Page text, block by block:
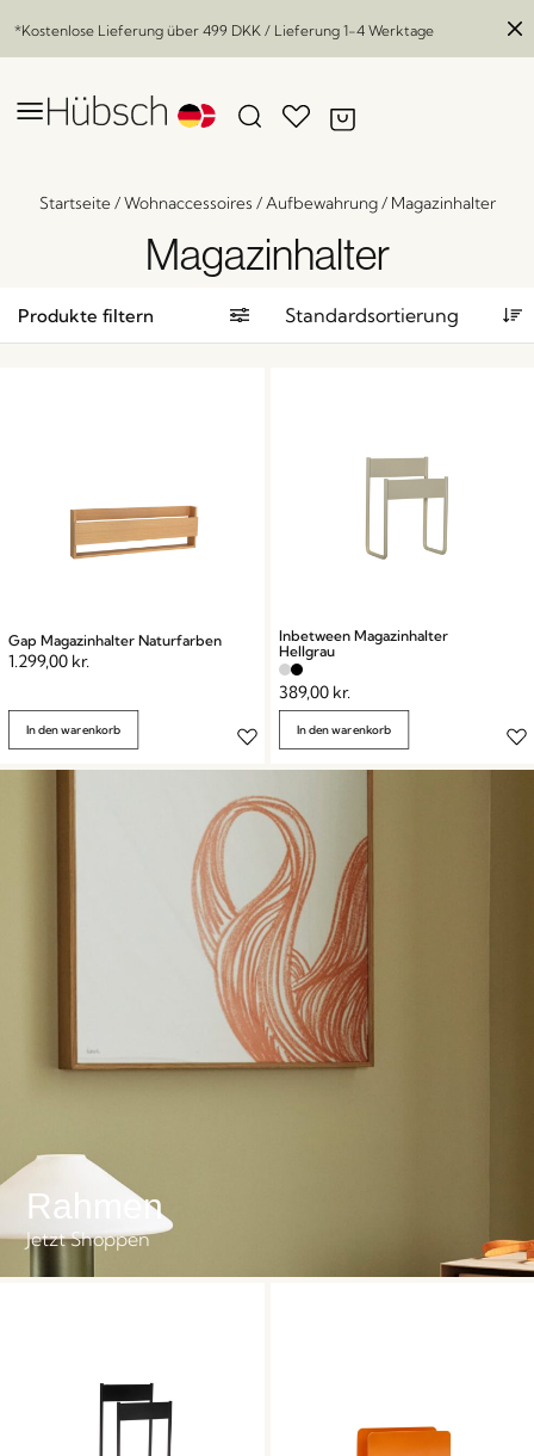
*Kostenlose Lieferung über 499 DKK / Lieferung 1-4 Werktage
Startseite/Wohnaccessoires / Aufbewahrung/ Magazinhalter
Magazinhalter
Produkte filtern
Gap Magazinhalter Naturfarben
1.299,00 kr.
In den warenkorb
Inbetween Magazinhalter
Hellgrau
389,00 kr.
In den warenkorb
Rahmen
Jetzt Shoppen